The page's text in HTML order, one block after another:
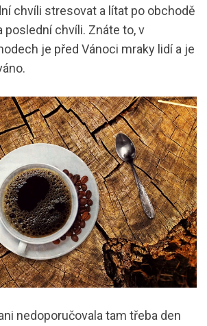
chvíli stresovat a lítat po obchodě
poslední chvíli. Znáte to, v
je před Vánoci mraky lidí a je
nedoporučovala tam třeba den